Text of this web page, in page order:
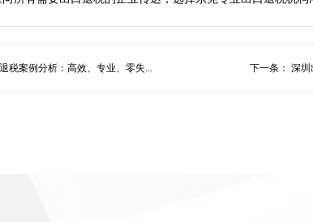
税案例分析：高效、专业、零失... 下一条： 深圳